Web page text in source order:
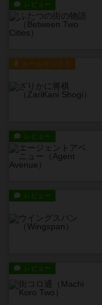
レビュー
ルール/インスト
レビュー
レビュー
レビュー